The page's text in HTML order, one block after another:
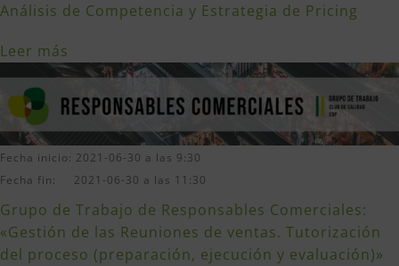
Análisis de Competencia y Estrategia de Pricing
Leer más
Fecha inicio: 2021-06-30 a las 9:30
Fecha fin: 2021-06-30 a las 11:30
Grupo de Trabajo de Responsables Comerciales:
«Gestión de las Reuniones de ventas. Tutorización
del proceso (preparación, ejecución y evaluación)»